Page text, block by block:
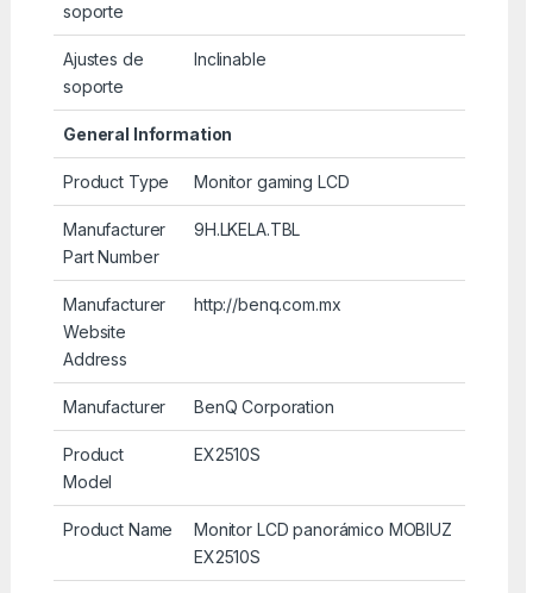
soporte
Ajustes de
soporte
Inclinable
General Information
Product Type Monitor gaming LCD
Manufacturer
Part Number
9H.LKELA.TBL
Manufacturer
Website
Address
http://benq.com.mx
Manufacturer BenQ Corporation
Product
Model
EX2510S
Product Name
Monitor LCD panorámico MOBIUZ
EX2510S